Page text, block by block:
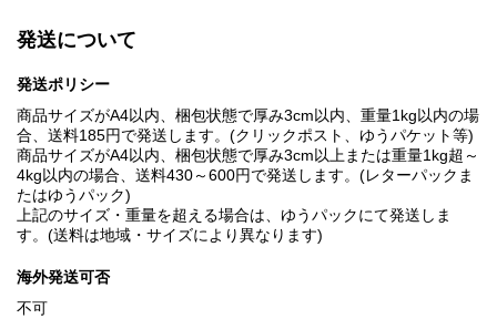
発送について
発送ポリシー
商品サイズがA4以内、梱包状態で厚み3cm以内、重量1kg以内の場
合、送料185円で発送します。(クリックポスト、ゆうパケット等)
商品サイズがA4以内、梱包状態で厚み3cm以上または重量1kg超～
4kg以内の場合、送料430～600円で発送します。(レターパックま
たはゆうパック)
上記のサイズ・重量を超える場合は、ゆうパックにて発送しま
す。(送料は地域・サイズにより異なります)
海外発送可否
不可